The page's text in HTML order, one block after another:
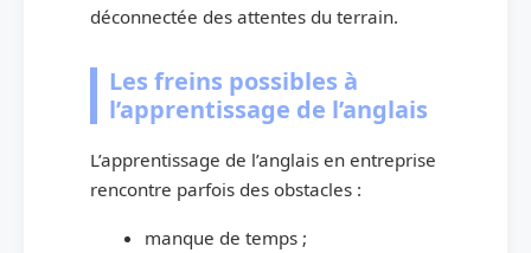
déconnectée des attentes du terrain.
Les freins possibles à
l’apprentissage de l’anglais
L’apprentissage de l’anglais en entreprise
rencontre parfois des obstacles :
manque de temps ;